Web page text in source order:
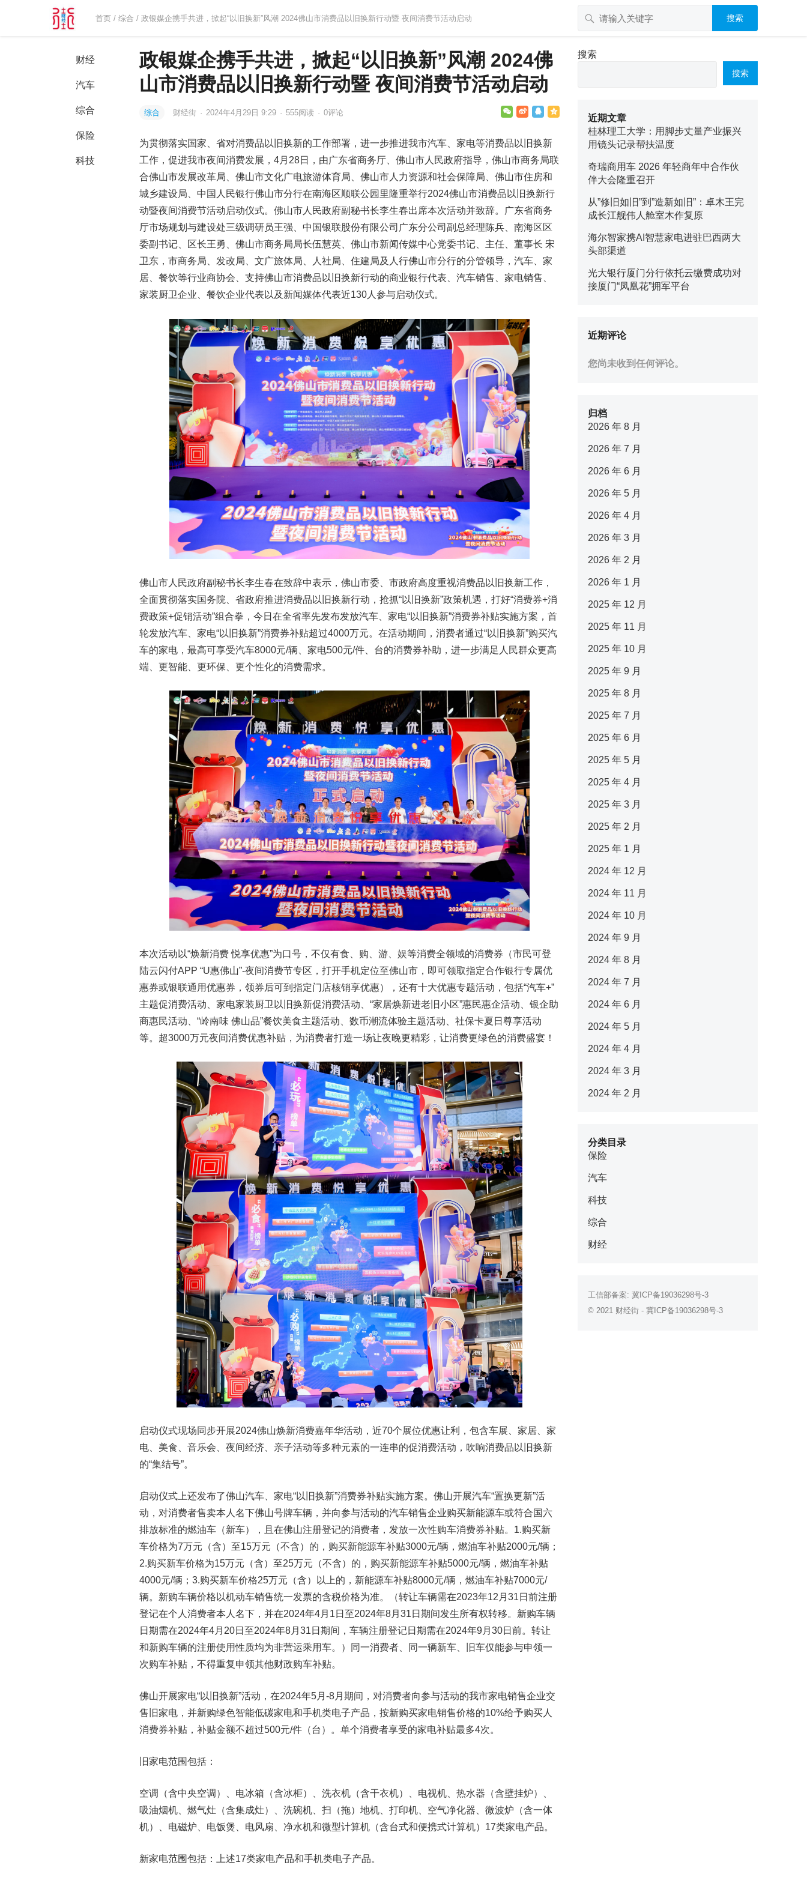
首页 /综合 / 政银媒企携手共进，掀起“以旧换新”风潮 2024佛山市消费品以旧换新行动暨 夜间消费节活动启动 搜索
财经
汽车
综合
保险
科技
政银媒企携手共进，掀起“以旧换新”风潮 2024佛
山市消费品以旧换新行动暨 夜间消费节活动启动
综合 财经街 · 2024年4月29日 9:29 · 555阅读 · 0评论
为贯彻落实国家、省对消费品以旧换新的工作部署，进一步推进我市汽车、家电等消费品以旧换新
工作，促进我市夜间消费发展，4月28日，由广东省商务厅、佛山市人民政府指导，佛山市商务局联
合佛山市发展改革局、佛山市文化广电旅游体育局、佛山市人力资源和社会保障局、佛山市住房和
城乡建设局、中国人民银行佛山市分行在南海区顺联公园里隆重举行2024佛山市消费品以旧换新行
动暨夜间消费节活动启动仪式。佛山市人民政府副秘书长李生春出席本次活动并致辞。广东省商务
厅市场规划与建设处三级调研员王强、中国银联股份有限公司广东分公司副总经理陈兵、南海区区
委副书记、区长王勇、佛山市商务局局长伍慧英、佛山市新闻传媒中心党委书记、主任、董事长 宋
卫东，市商务局、发改局、文广旅体局、人社局、住建局及人行佛山市分行的分管领导，汽车、家
居、餐饮等行业商协会、支持佛山市消费品以旧换新行动的商业银行代表、汽车销售、家电销售、
家装厨卫企业、餐饮企业代表以及新闻媒体代表近130人参与启动仪式。
佛山市人民政府副秘书长李生春在致辞中表示，佛山市委、市政府高度重视消费品以旧换新工作，
全面贯彻落实国务院、省政府推进消费品以旧换新行动，抢抓“以旧换新”政策机遇，打好“消费券+消
费政策+促销活动”组合拳，今日在全省率先发布发放汽车、家电“以旧换新”消费券补贴实施方案，首
轮发放汽车、家电“以旧换新”消费券补贴超过4000万元。在活动期间，消费者通过“以旧换新”购买汽
车的家电，最高可享受汽车8000元/辆、家电500元/件、台的消费券补助，进一步满足人民群众更高
端、更智能、更环保、更个性化的消费需求。
本次活动以“焕新消费 悦享优惠”为口号，不仅有食、购、游、娱等消费全领域的消费券（市民可登
陆云闪付APP “U惠佛山”-夜间消费节专区，打开手机定位至佛山市，即可领取指定合作银行专属优
惠券或银联通用优惠券，领券后可到指定门店核销享优惠），还有十大优惠专题活动，包括“汽车+”
主题促消费活动、家电家装厨卫以旧换新促消费活动、“家居焕新进老旧小区”惠民惠企活动、银企助
商惠民活动、“岭南味 佛山品”餐饮美食主题活动、数币潮流体验主题活动、社保卡夏日尊享活动
等。超3000万元夜间消费优惠补贴，为消费者打造一场让夜晚更精彩，让消费更绿色的消费盛宴！
启动仪式现场同步开展2024佛山焕新消费嘉年华活动，近70个展位优惠让利，包含车展、家居、家
电、美食、音乐会、夜间经济、亲子活动等多种元素的一连串的促消费活动，吹响消费品以旧换新
的“集结号”。
启动仪式上还发布了佛山汽车、家电“以旧换新”消费券补贴实施方案。佛山开展汽车“置换更新”活
动，对消费者售卖本人名下佛山号牌车辆，并向参与活动的汽车销售企业购买新能源车或符合国六
排放标准的燃油车（新车），且在佛山注册登记的消费者，发放一次性购车消费券补贴。1.购买新
车价格为7万元（含）至15万元（不含）的，购买新能源车补贴3000元/辆，燃油车补贴2000元/辆；
2.购买新车价格为15万元（含）至25万元（不含）的，购买新能源车补贴5000元/辆，燃油车补贴
4000元/辆；3.购买新车价格25万元（含）以上的，新能源车补贴8000元/辆，燃油车补贴7000元/
辆。新购车辆价格以机动车销售统一发票的含税价格为准。（转让车辆需在2023年12月31日前注册
登记在个人消费者本人名下，并在2024年4月1日至2024年8月31日期间发生所有权转移。新购车辆
日期需在2024年4月20日至2024年8月31日期间，车辆注册登记日期需在2024年9月30日前。转让
和新购车辆的注册使用性质均为非营运乘用车。）同一消费者、同一辆新车、旧车仅能参与申领一
次购车补贴，不得重复申领其他财政购车补贴。
佛山开展家电“以旧换新”活动，在2024年5月-8月期间，对消费者向参与活动的我市家电销售企业交
售旧家电，并新购绿色智能低碳家电和手机类电子产品，按新购买家电销售价格的10%给予购买人
消费券补贴，补贴金额不超过500元/件（台）。单个消费者享受的家电补贴最多4次。
旧家电范围包括：
空调（含中央空调）、电冰箱（含冰柜）、洗衣机（含干衣机）、电视机、热水器（含壁挂炉）、
吸油烟机、燃气灶（含集成灶）、洗碗机、扫（拖）地机、打印机、空气净化器、微波炉（含一体
机）、电磁炉、电饭煲、电风扇、净水机和微型计算机（含台式和便携式计算机）17类家电产品。
新家电范围包括：上述17类家电产品和手机类电子产品。
搜索
搜索
近期文章
桂林理工大学：用脚步丈量产业振兴
用镜头记录帮扶温度
奇瑞商用车 2026 年轻商年中合作伙
伴大会隆重召开
从”修旧如旧”到”造新如旧”：卓木王完
成长江舰伟人舱室木作复原
海尔智家携AI智慧家电进驻巴西两大
头部渠道
光大银行厦门分行依托云缴费成功对
接厦门“凤凰花”拥军平台
近期评论
您尚未收到任何评论。
归档
2026 年 8 月
2026 年 7 月
2026 年 6 月
2026 年 5 月
2026 年 4 月
2026 年 3 月
2026 年 2 月
2026 年 1 月
2025 年 12 月
2025 年 11 月
2025 年 10 月
2025 年 9 月
2025 年 8 月
2025 年 7 月
2025 年 6 月
2025 年 5 月
2025 年 4 月
2025 年 3 月
2025 年 2 月
2025 年 1 月
2024 年 12 月
2024 年 11 月
2024 年 10 月
2024 年 9 月
2024 年 8 月
2024 年 7 月
2024 年 6 月
2024 年 5 月
2024 年 4 月
2024 年 3 月
2024 年 2 月
分类目录
保险
汽车
科技
综合
财经
工信部备案: 冀ICP备19036298号-3
© 2021 财经街 - 冀ICP备19036298号-3